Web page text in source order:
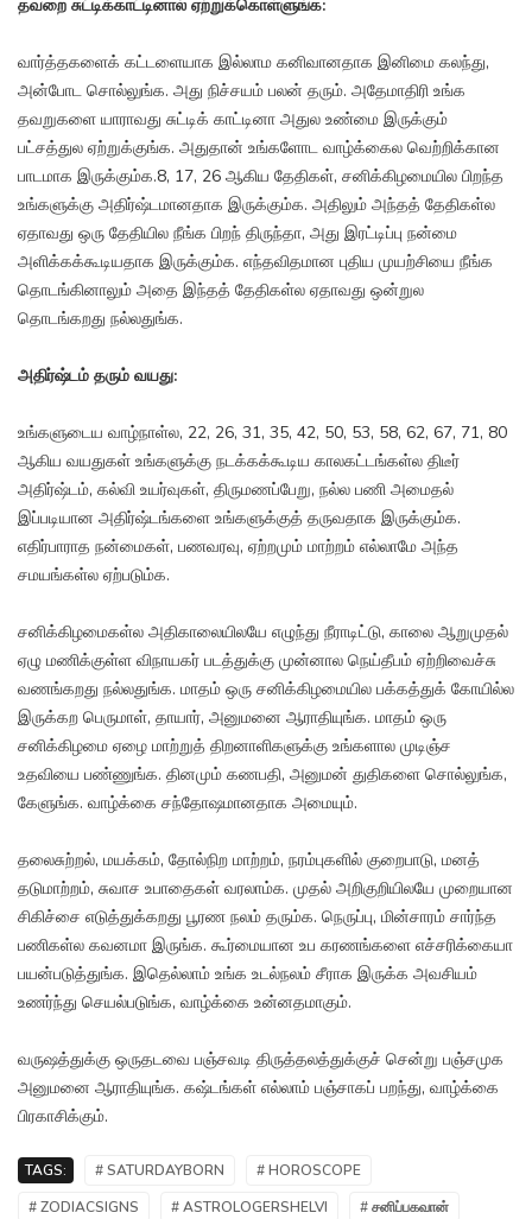
தவறை சுட்டிக்காட்டினால் ஏற்றுக்கொள்ளுங்க:
வார்த்தகளைக் கட்டளையாக இல்லாம கனிவானதாக இனிமை கலந்து,
அன்போட சொல்லுங்க. அது நிச்சயம் பலன் தரும். அதேமாதிரி உங்க
தவறுகளை யாராவது சுட்டிக் காட்டினா அதுல உண்மை இருக்கும்
பட்சத்துல ஏற்றுக்குங்க. அதுதான் உங்களோட வாழ்க்கைல வெற்றிக்கான
பாடமாக இருக்கும்க.8, 17, 26 ஆகிய தேதிகள், சனிக்கிழமையில பிறந்த
உங்களுக்கு அதிர்ஷ்டமானதாக இருக்கும்க. அதிலும் அந்தத் தேதிகள்ல
ஏதாவது ஒரு தேதியில நீங்க பிறந் திருந்தா, அது இரட்டிப்பு நன்மை
அளிக்கக்கூடியதாக இருக்கும்க. எந்தவிதமான புதிய முயற்சியை நீங்க
தொடங்கினாலும் அதை இந்தத் தேதிகள்ல ஏதாவது ஒன்றுல
தொடங்கறது நல்லதுங்க.
அதிர்ஷ்டம் தரும் வயது:
உங்களுடைய வாழ்நாள்ல, 22, 26, 31, 35, 42, 50, 53, 58, 62, 67, 71, 80
ஆகிய வயதுகள் உங்களுக்கு நடக்கக்கூடிய காலகட்டங்கள்ல திடீர்
அதிர்ஷ்டம், கல்வி உயர்வுகள், திருமணப்பேறு, நல்ல பணி அமைதல்
இப்படியான அதிர்ஷ்டங்களை உங்களுக்குத் தருவதாக இருக்கும்க.
எதிர்பாராத நன்மைகள், பணவரவு, ஏற்றமும் மாற்றம் எல்லாமே அந்த
சமயங்கள்ல ஏற்படும்க.
சனிக்கிழமைகள்ல அதிகாலையிலயே எழுந்து நீராடிட்டு, காலை ஆறுமுதல்
ஏழு மணிக்குள்ள விநாயகர் படத்துக்கு முன்னால நெய்தீபம் ஏற்றிவைச்சு
வணங்கறது நல்லதுங்க. மாதம் ஒரு சனிக்கிழமையில பக்கத்துக் கோயில்ல
இருக்கற பெருமாள், தாயார், அனுமனை ஆராதியுங்க. மாதம் ஒரு
சனிக்கிழமை ஏழை மாற்றுத் திறனாளிகளுக்கு உங்களால முடிஞ்ச
உதவியை பண்ணுங்க. தினமும் கணபதி, அனுமன் துதிகளை சொல்லுங்க,
கேளுங்க. வாழ்க்கை சந்தோஷமானதாக அமையும்.
தலைசுற்றல், மயக்கம், தோல்நிற மாற்றம், நரம்புகளில் குறைபாடு, மனத்
தடுமாற்றம், சுவாச உபாதைகள் வரலாம்க. முதல் அறிகுறியிலயே முறையான
சிகிச்சை எடுத்துக்கறது பூரண நலம் தரும்க. நெருப்பு, மின்சாரம் சார்ந்த
பணிகள்ல கவனமா இருங்க. கூர்மையான உப கரணங்களை எச்சரிக்கையா
பயன்படுத்துங்க. இதெல்லாம் உங்க உடல்நலம் சீராக இருக்க அவசியம்
உணர்ந்து செயல்படுங்க, வாழ்க்கை உன்னதமாகும்.
வருஷத்துக்கு ஒருதடவை பஞ்சவடி திருத்தலத்துக்குச் சென்று பஞ்சமுக
அனுமனை ஆராதியுங்க. கஷ்டங்கள் எல்லாம் பஞ்சாகப் பறந்து, வாழ்க்கை
பிரகாசிக்கும்.
TAGS: # SATURDAYBORN
# HOROSCOPE
# ZODIACSIGNS
# ASTROLOGERSHELVI
# சனிப்பகவான்